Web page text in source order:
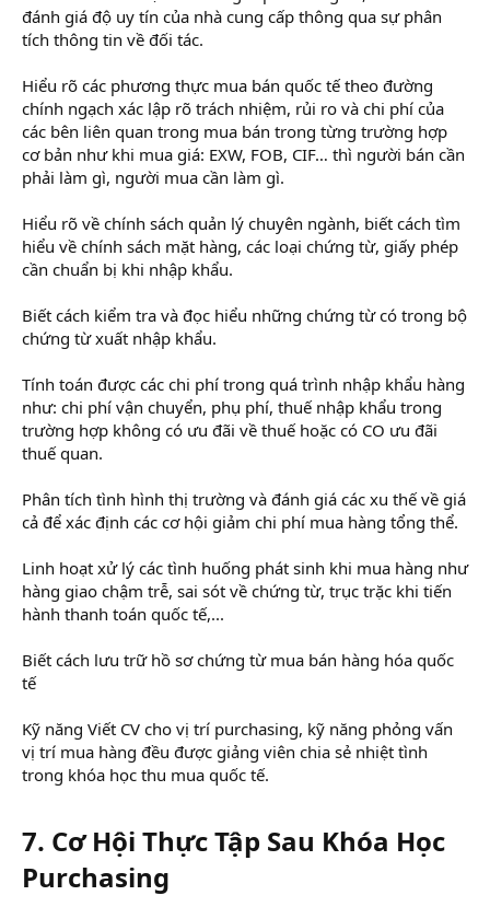
đánh giá độ uy tín của nhà cung cấp thông qua sự phân
tích thông tin về đối tác.
Hiểu rõ các phương thực mua bán quốc tế theo đường
chính ngạch xác lập rõ trách nhiệm, rủi ro và chi phí của
các bên liên quan trong mua bán trong từng trường hợp
cơ bản như khi mua giá: EXW, FOB, CIF… thì người bán cần
phải làm gì, người mua cần làm gì.
Hiểu rõ về chính sách quản lý chuyên ngành, biết cách tìm
hiểu về chính sách mặt hàng, các loại chứng từ, giấy phép
cần chuẩn bị khi nhập khẩu.
Biết cách kiểm tra và đọc hiểu những chứng từ có trong bộ
chứng từ xuất nhập khẩu.
Tính toán được các chi phí trong quá trình nhập khẩu hàng
như: chi phí vận chuyển, phụ phí, thuế nhập khẩu trong
trường hợp không có ưu đãi về thuế hoặc có CO ưu đãi
thuế quan.
Phân tích tình hình thị trường và đánh giá các xu thế về giá
cả để xác định các cơ hội giảm chi phí mua hàng tổng thể.
Linh hoạt xử lý các tình huống phát sinh khi mua hàng như
hàng giao chậm trễ, sai sót về chứng từ, trục trặc khi tiến
hành thanh toán quốc tế,...
Biết cách lưu trữ hồ sơ chứng từ mua bán hàng hóa quốc
tế
Kỹ năng Viết CV cho vị trí purchasing, kỹ năng phỏng vấn
vị trí mua hàng đều được giảng viên chia sẻ nhiệt tình
trong khóa học thu mua quốc tế.
7. Cơ Hội Thực Tập Sau Khóa Học
Purchasing​